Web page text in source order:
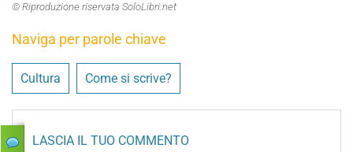
© Riproduzione riservata SoloLibri.net
Naviga per parole chiave
Cultura Come si scrive?
LASCIA IL TUO COMMENTO